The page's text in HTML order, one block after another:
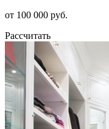
от 100 000 руб.
Рассчитать